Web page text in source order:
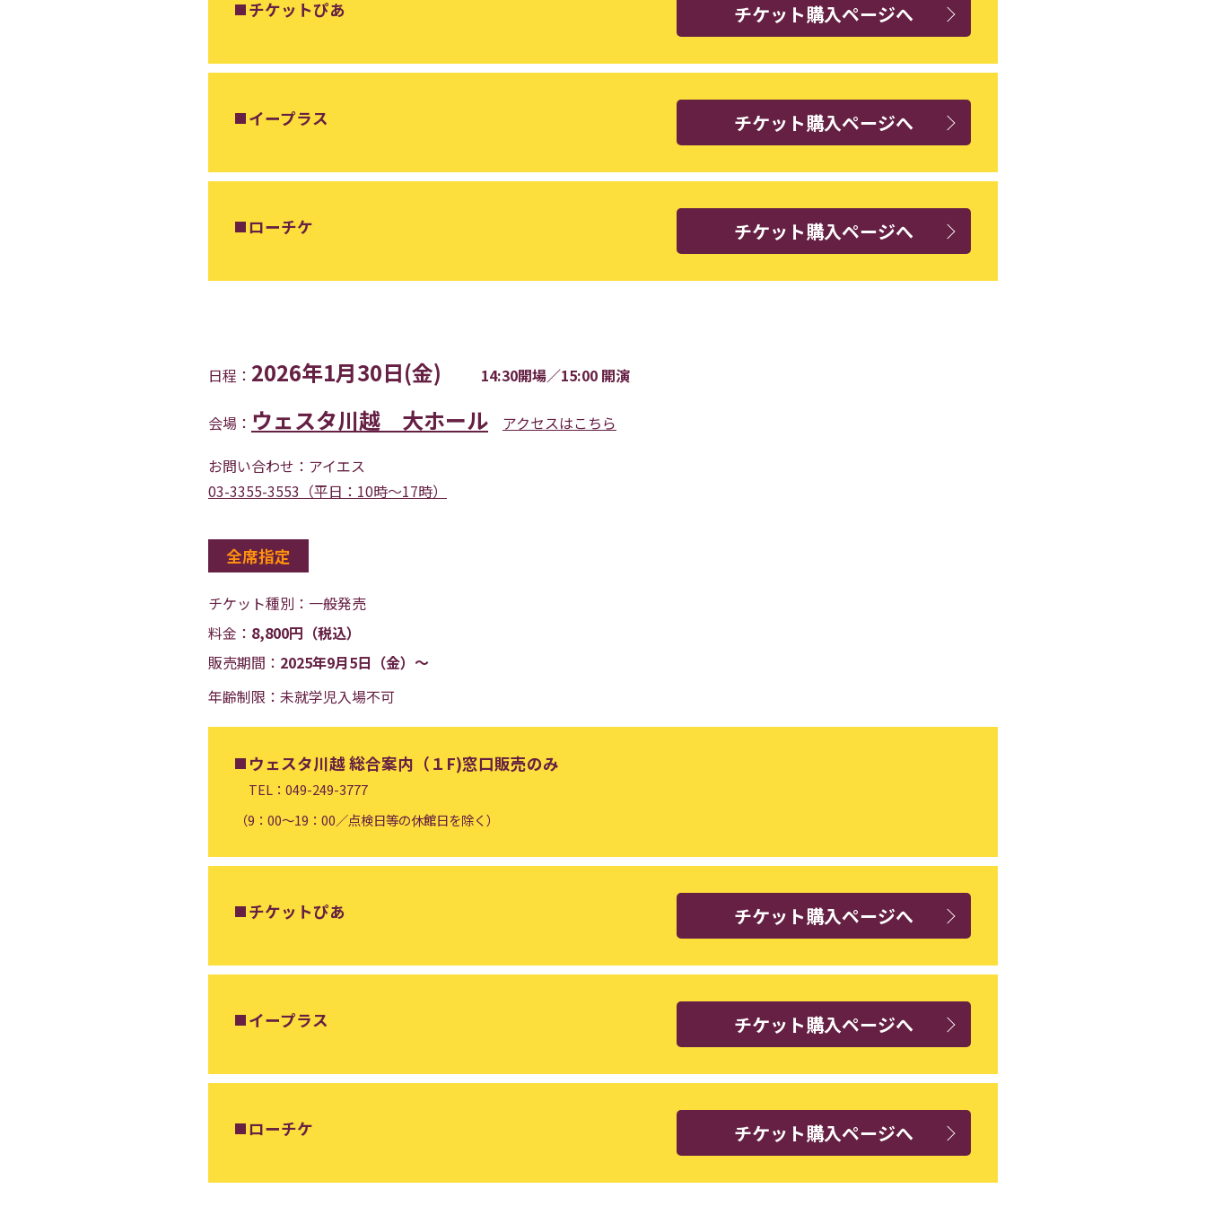
チケットぴあ チケット購入ページへ
イープラス チケット購入ページへ
ローチケ チケット購入ページへ
日程： 2026年1月30日(金) 14:30開場／15:00 開演
会場： ウェスタ川越 大ホール
アクセスはこちら
お問い合わせ： アイエス
03-3355-3553（平日：10時～17時）
全席指定
チケット種別： 一般発売
料金： 8,800円（税込）
販売期間： 2025年9月5日（金）〜
年齢制限：未就学児入場不可
ウェスタ川越 総合案内（１F)窓口販売のみ
TEL：049-249-3777
（9：00～19：00／点検日等の休館日を除く）
チケットぴあ チケット購入ページへ
イープラス チケット購入ページへ
ローチケ チケット購入ページへ